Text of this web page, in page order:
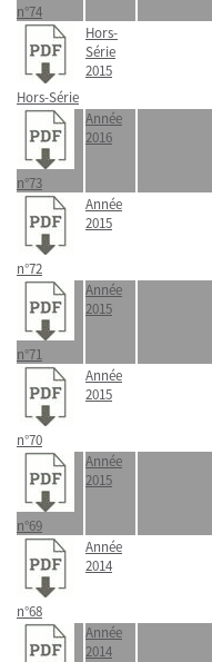
n°74
Hors-Série
Hors-
Série
2015
n°73
Année
2016
n°72
Année
2015
n°71
Année
2015
n°70
Année
2015
n°69
Année
2015
n°68
Année
2014
Année
2014